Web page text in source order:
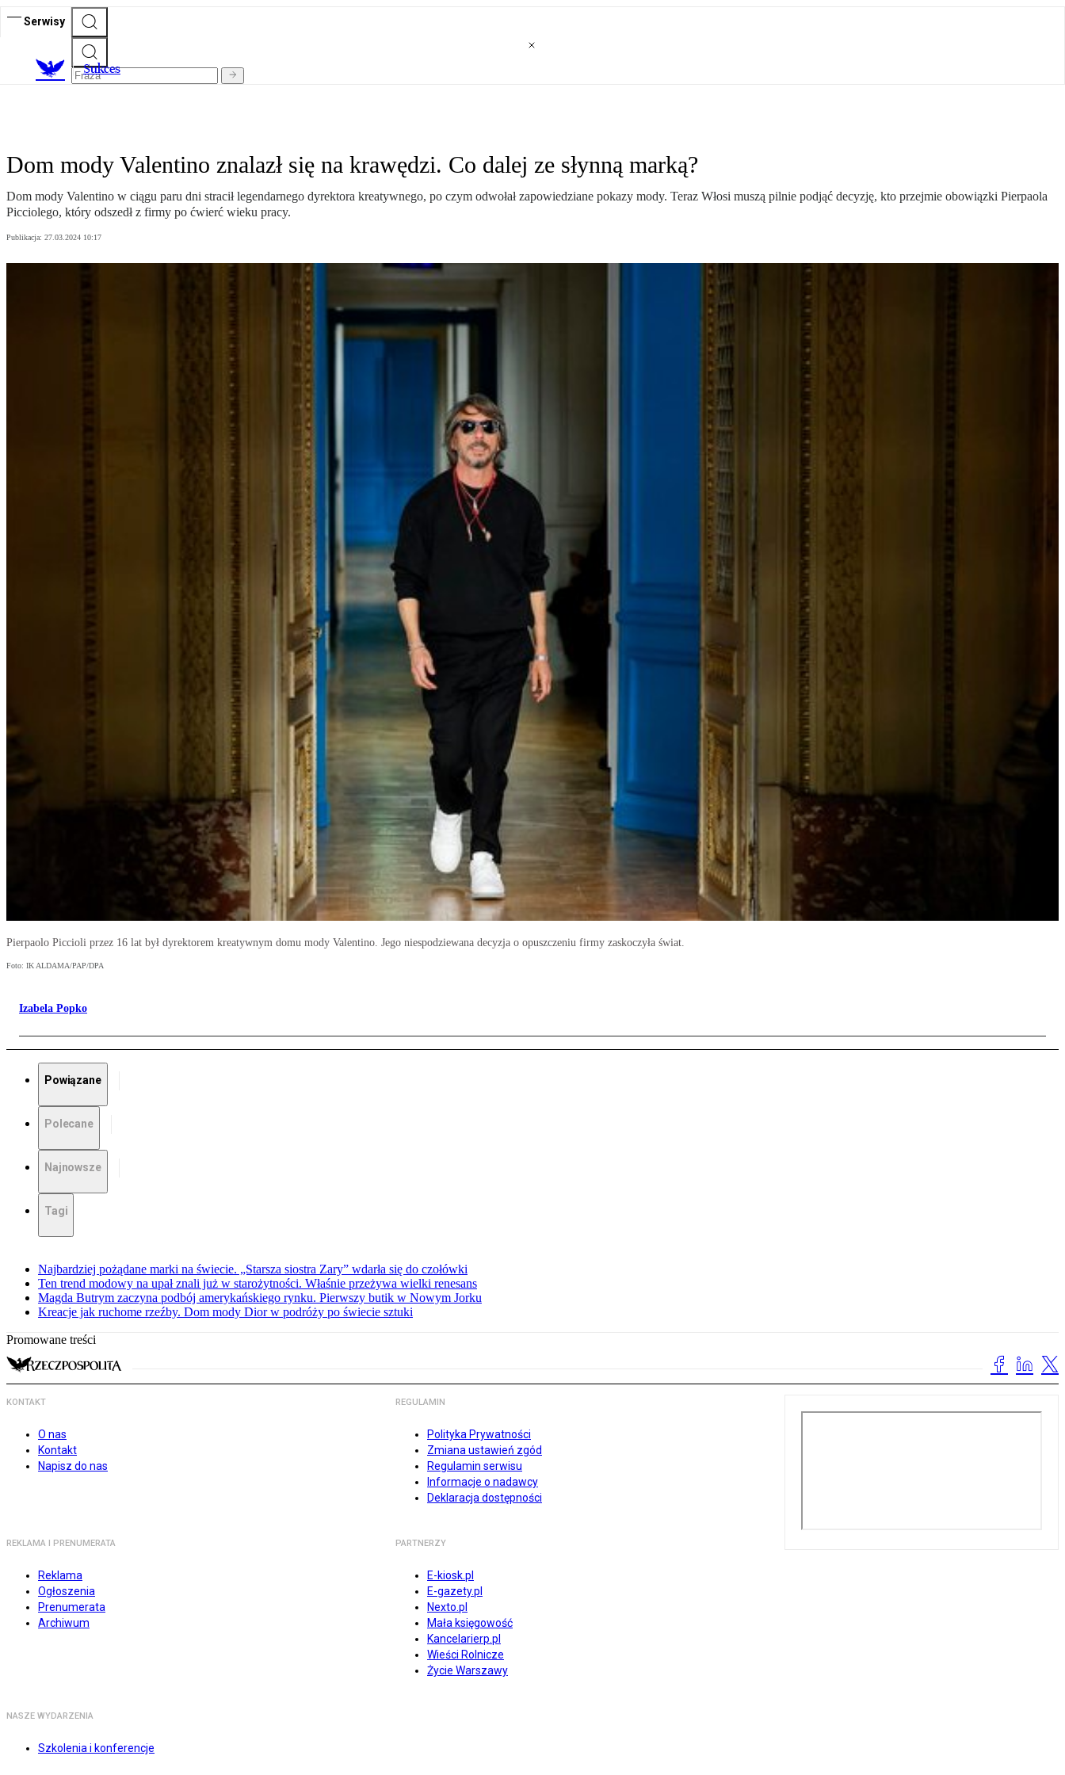
Serwisy
Sukces
Dom mody Valentino znalazł się na krawędzi. Co dalej ze słynną marką?
Dom mody Valentino w ciągu paru dni stracił legendarnego dyrektora kreatywnego, po czym odwołał zapowiedziane pokazy mody. Teraz Włosi muszą pilnie podjąć decyzję, kto przejmie obowiązki Pierpaola
Picciolego, który odszedł z firmy po ćwierć wieku pracy.
Publikacja: 27.03.2024 10:17
Pierpaolo Piccioli przez 16 lat był dyrektorem kreatywnym domu mody Valentino. Jego niespodziewana decyzja o opuszczeniu firmy zaskoczyła świat.
Foto: IK ALDAMA/PAP/DPA
Izabela Popko
Powiązane
Polecane
Najnowsze
Tagi
Najbardziej pożądane marki na świecie. „Starsza siostra Zary” wdarła się do czołówki
Ten trend modowy na upał znali już w starożytności. Właśnie przeżywa wielki renesans
Magda Butrym zaczyna podbój amerykańskiego rynku. Pierwszy butik w Nowym Jorku
Kreacje jak ruchome rzeźby. Dom mody Dior w podróży po świecie sztuki
Promowane treści
KONTAKT
O nas
Kontakt
Napisz do nas
REGULAMIN
Polityka Prywatności
Zmiana ustawień zgód
Regulamin serwisu
Informacje o nadawcy
Deklaracja dostępności
REKLAMA I PRENUMERATA
Reklama
Ogłoszenia
Prenumerata
Archiwum
PARTNERZY
E-kiosk.pl
E-gazety.pl
Nexto.pl
Mała księgowość
Kancelarierp.pl
Wieści Rolnicze
Życie Warszawy
NASZE WYDARZENIA
Szkolenia i konferencje